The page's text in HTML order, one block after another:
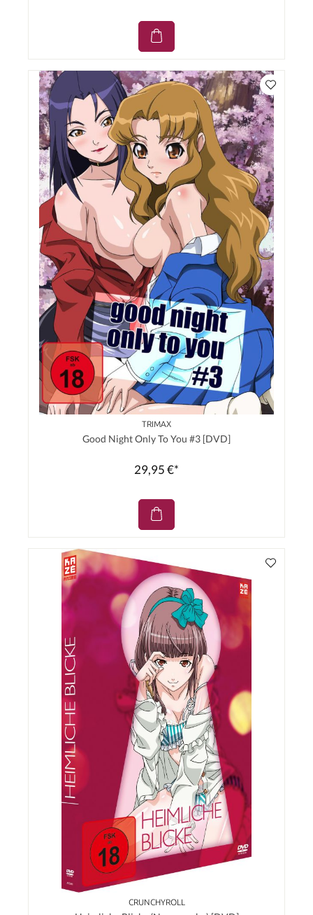
TRIMAX
Good Night Only To You #3 [DVD]
29,95 €*
CRUNCHYROLL